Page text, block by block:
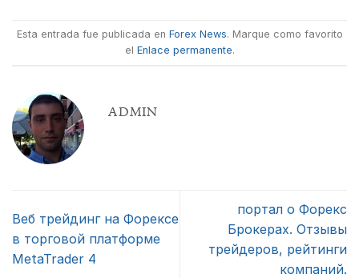
Esta entrada fue publicada en Forex News. Marque como favorito
el Enlace permanente.
ADMIN
Веб трейдинг на Форексе
в торговой платформе
MetaTrader 4
портал о Форекс
Брокерах. Отзывы
трейдеров, рейтинги
компаний.